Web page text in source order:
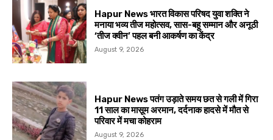
Hapur News भारत विकास परिषद युवा शक्ति ने
मनाया भव्य तीज महोत्सव, सास-बहू सम्मान और अनूठी
‘तीज क्वीन’ पहल बनी आकर्षण का केंद्र
August 9, 2026
Hapur News पतंग उड़ाते समय छत से गली में गिरा
11 साल का मासूम अरमान, दर्दनाक हादसे में मौत से
परिवार में मचा कोहराम
August 9, 2026